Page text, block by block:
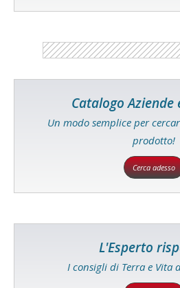
Catalogo
Un modo semplice per
prodotto!
Cerca adesso
L'Esperto
I consigli di Terra e Vita